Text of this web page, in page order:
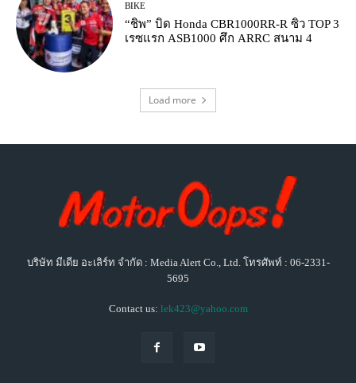
BIKE
“ชิพ” บิด Honda CBR1000RR-R ซิว TOP 3
เรซแรก ASB1000 ศึก ARRC สนาม 4
Load more
บริษัท มีเดีย อะเลิร์ท จำกัด : Media Alert Co., Ltd. โทรศัพท์ : 06-2331-
5695
Contact us: lek423@yahoo.com